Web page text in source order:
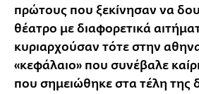
πρώτους που ξεκίνησαν να
θέατρο με διαφορετικά
κυριαρχούσαν τότε στην
«κεφάλαιο» που συνέβαλε
που σημειώθηκε στα τέλη της